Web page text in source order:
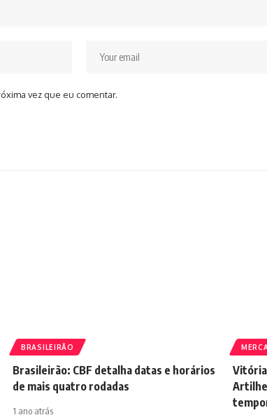
vez que eu comentar.
BRASILEIRÃO
Brasileirão: CBF detalha datas e horários
de mais quatro rodadas
1 ano atrás